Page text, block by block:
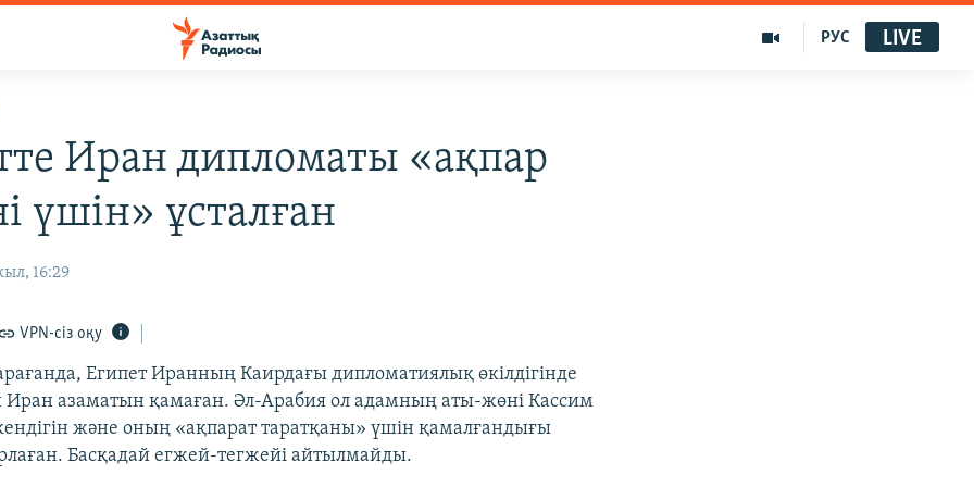
РУС LIVE
Иран дипломаты «ақпар
үшін» ұсталған
16:29
VPN-сіз оқу
Египет Иранның Каирдағы дипломатиялық өкілдігінде
Иран азаматын қамаған. Әл-Арабия ол адамның аты-жөні Кассим
және оның «ақпарат таратқаны» үшін қамалғандығы
Басқадай егжей-тегжейі айтылмайды.